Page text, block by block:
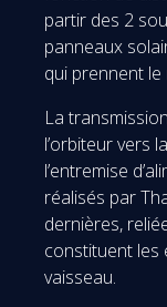
partir des 2
panneaux
qui prennent le
La
l’orbiteur vers
l’entremise
réalisés par
dernières,
constituent les
vaisseau.